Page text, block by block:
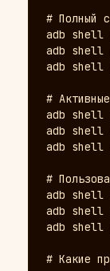
# Полный
adb shell
adb shell
adb shell
#
adb shell
adb
adb shell
#
adb shell
adb shell
adb shell
# Какие